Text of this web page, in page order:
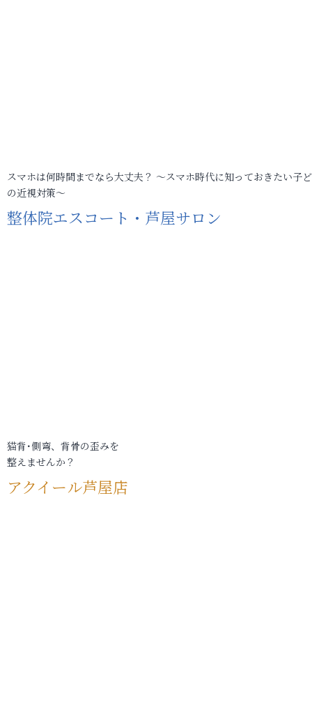
スマホは何時間までなら大丈夫？ ～スマホ時代に知っておきたい子
の近視対策～
整体院エスコート・芦屋サロン
猫背･側弯、背骨の歪みを
整えませんか？
アクイール芦屋店